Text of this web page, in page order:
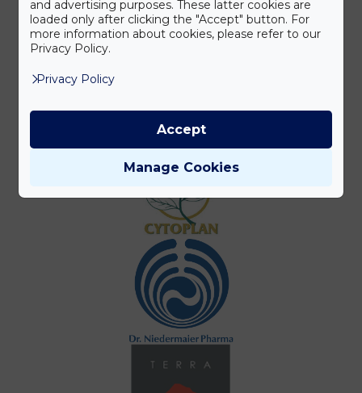
and advertising purposes. These latter cookies are
loaded only after clicking the "Accept" button. For
more information about cookies, please refer to our
Privacy Policy.
Privacy Policy
Manage Cookies
Accept